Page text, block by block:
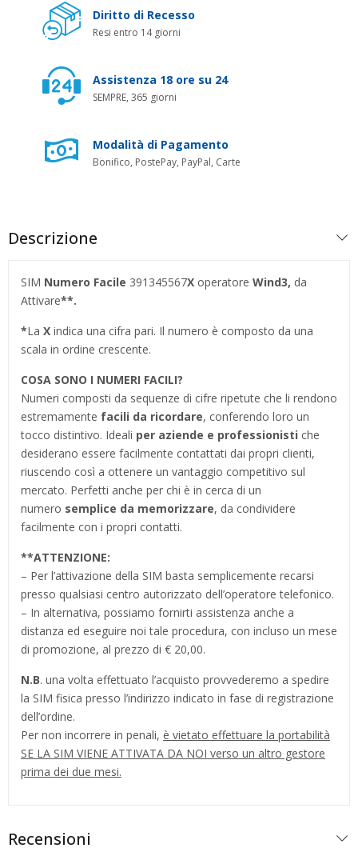
Diritto di Recesso
Resi entro 14 giorni
Assistenza 18 ore su 24
SEMPRE, 365 giorni
Modalità di Pagamento
Bonifico, PostePay, PayPal, Carte
Descrizione
SIM Numero Facile 391345567X operatore Wind3, da
Attivare**.
*La X indica una cifra pari. Il numero è composto da una
scala in ordine crescente.
COSA SONO I NUMERI FACILI?
Numeri composti da sequenze di cifre ripetute che li rendono
estremamente facili da ricordare, conferendo loro un
tocco distintivo. Ideali per aziende e professionisti che
desiderano essere facilmente contattati dai propri clienti,
riuscendo così a ottenere un vantaggio competitivo sul
mercato. Perfetti anche per chi è in cerca di un
numero semplice da memorizzare, da condividere
facilmente con i propri contatti.
**ATTENZIONE:
– Per l’attivazione della SIM basta semplicemente recarsi
presso qualsiasi centro autorizzato dell’operatore telefonico.
– In alternativa, possiamo fornirti assistenza anche a
distanza ed eseguire noi tale procedura, con incluso un mese
di promozione, al prezzo di € 20,00.
N.B. una volta effettuato l’acquisto provvederemo a spedire
la SIM fisica presso l’indirizzo indicato in fase di registrazione
dell’ordine.
Per non incorrere in penali, è vietato effettuare la portabilità
SE LA SIM VIENE ATTIVATA DA NOI verso un altro gestore
prima dei due mesi.
Recensioni